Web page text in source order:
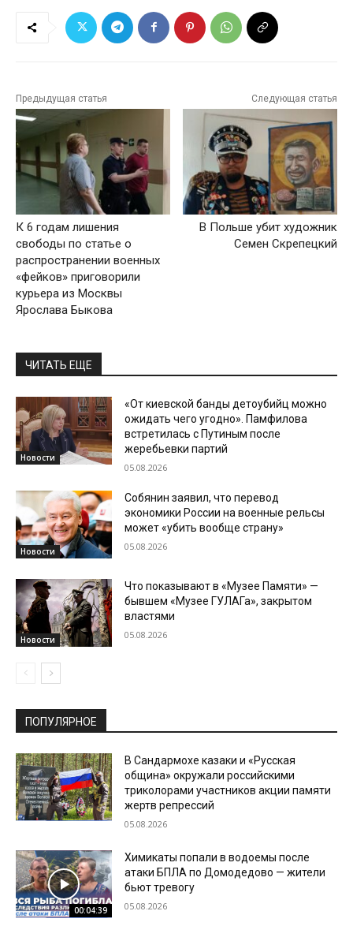
Предыдущая статья
К 6 годам лишения
свободы по статье о
распространении военных
«фейков» приговорили
курьера из Москвы
Ярослава Быкова
Следующая статья
В Польше убит художник
Семен Скрепецкий
ЧИТАТЬ ЕЩЕ
Новости
«От киевской банды детоубийц можно
ожидать чего угодно». Памфилова
встретилась с Путиным после
жеребьевки партий
05.08.2026
Новости
Собянин заявил, что перевод
экономики России на военные рельсы
может «убить вообще страну»
05.08.2026
Новости
Что показывают в «Музее Памяти» —
бывшем «Музее ГУЛАГа», закрытом
властями
05.08.2026
ПОПУЛЯРНОЕ
В Сандармохе казаки и «Русская
община» окружали российскими
триколорами участников акции памяти
жертв репрессий
05.08.2026
00:04:39
Химикаты попали в водоемы после
атаки БПЛА по Домодедово — жители
бьют тревогу
05.08.2026